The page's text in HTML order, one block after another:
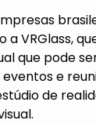
a VRGlass,
que pode
e
de